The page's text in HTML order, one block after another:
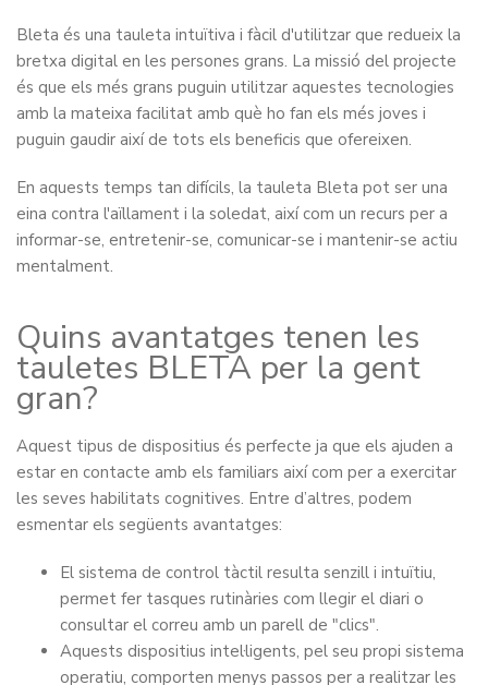
Bleta és una tauleta intuïtiva i fàcil d'utilitzar que redueix la
bretxa digital en les persones grans. La missió del projecte
és que els més grans puguin utilitzar aquestes tecnologies
amb la mateixa facilitat amb què ho fan els més joves i
puguin gaudir així de tots els beneficis que ofereixen.
En aquests temps tan difícils, la tauleta Bleta pot ser una
eina contra l'aïllament i la soledat, així com un recurs per a
informar-se, entretenir-se, comunicar-se i mantenir-se actiu
mentalment.
Quins avantatges tenen les
tauletes BLETA per la gent
gran?
Aquest tipus de dispositius és perfecte ja que els ajuden a
estar en contacte amb els familiars així com per a exercitar
les seves habilitats cognitives. Entre d’altres, podem
esmentar els següents avantatges:
El sistema de control tàctil resulta senzill i intuïtiu,
permet fer tasques rutinàries com llegir el diari o
consultar el correu amb un parell de "clics".
Aquests dispositius intel·ligents, pel seu propi sistema
operatiu, comporten menys passos per a realitzar les